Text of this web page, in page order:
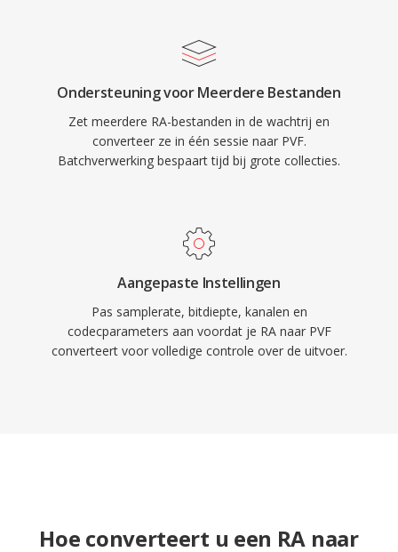
Ondersteuning voor Meerdere Bestanden
Zet meerdere RA-bestanden in de wachtrij en
converteer ze in één sessie naar PVF.
Batchverwerking bespaart tijd bij grote collecties.
Aangepaste Instellingen
Pas samplerate, bitdiepte, kanalen en
codecparameters aan voordat je RA naar PVF
converteert voor volledige controle over de uitvoer.
Hoe converteert u een RA naar